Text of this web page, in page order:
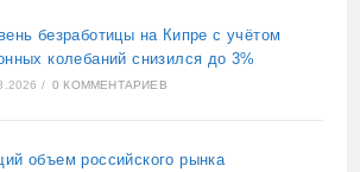
безработицы на Кипре с учётом
колебаний снизился до 3%
/ 0 КОММЕНТАРИЕВ
объем российского рынка